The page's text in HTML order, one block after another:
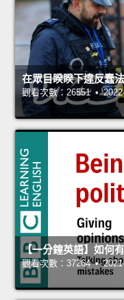
在眾目睽睽下違反蠢
觀看次數：26551 •
【一分鐘英語】如何
觀看次數：37264 •